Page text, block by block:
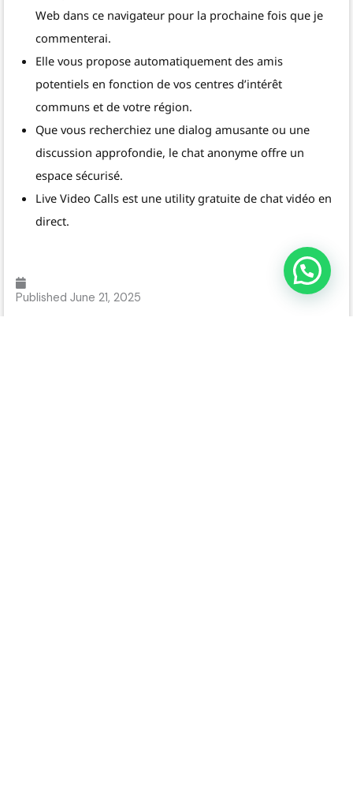
Web dans ce navigateur pour la prochaine fois que je
commenterai.
Elle vous propose automatiquement des amis
potentiels en fonction de vos centres d’intérêt
communs et de votre région.
Que vous recherchiez une dialog amusante ou une
discussion approfondie, le chat anonyme offre un
espace sécurisé.
Live Video Calls est une utility gratuite de chat vidéo en
direct.
Published June 21, 2025